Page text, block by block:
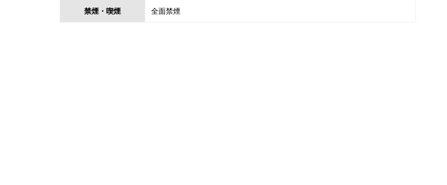
禁煙・喫煙 全面禁煙